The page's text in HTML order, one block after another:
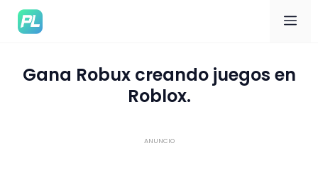
Gana Robux creando juegos en
Roblox.
ANUNCIO